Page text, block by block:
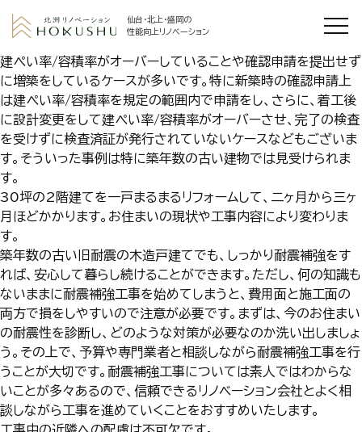
仙台・北上・盛岡の
性能向上リノベーション
建ぺい率/容積率がオーバーしていることや確認申請を提出せず
に増築をしているケースが多いです。特に新築時の確認申請上
は建ぺい率/容積率を規定の範囲内で申請をし、さらに、着工後
に設計変更をして建ぺい率/容積率がオーバーさせ、完了の検査
を受けずに検査済証が発行されていないケースなどもございま
す。そういった事例は特に築年数の古い建物では見受けられま
す。
30坪の2階建てを一戸まるまるリフォームして、二ヶ月から三ヶ
月ほどかかります。お住まいの現状や工事内容により変わりま
す。
築年数の古い旧耐震の木造戸建てでも、しっかり耐震補強をす
れば、安心して暮らし続けることができます。ただし、何の知識も
ないままに耐震補強工事を始めてしまうと、費用面と施工面の
両方で損をしやすいので注意が必要です。まずは、今のお住まい
の耐震性を診断し、どのような対策が必要なのか洗い出しましょ
う。その上で、予算や専門業者と相談しながら耐震補強工事を行
うことが大切です。耐震補強工事については素人ではわからな
いことが多々あるので、信頼できるリノベーション会社とよく相
談しながら工事を進めていくことをおすすめいたします。